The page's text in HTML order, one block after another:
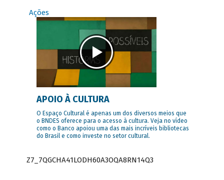
Ações
APOIO À CULTURA
O Espaço Cultural é apenas um dos diversos meios que
o BNDES oferece para o acesso à cultura. Veja no vídeo
como o Banco apoiou uma das mais incríveis bibliotecas
do Brasil e como investe no setor cultural.
Z7_7QGCHA41LODH60A3OQA8RN14Q3